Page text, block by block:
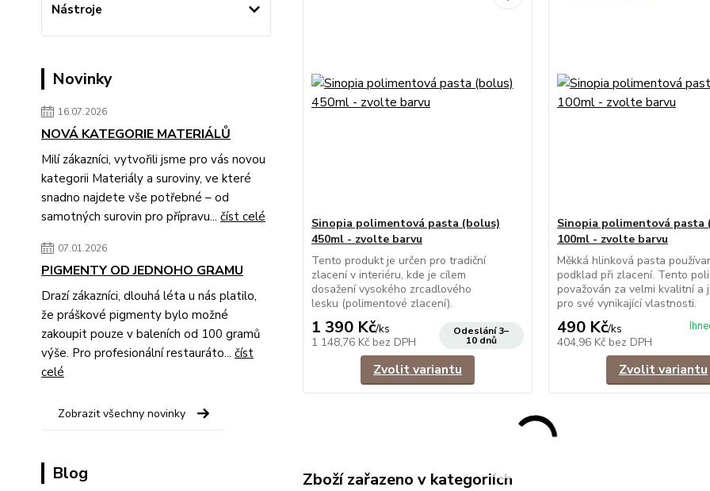
Nástroje
Novinky
16.07.2026
NOVÁ KATEGORIE MATERIÁLŮ
Milí zákazníci, vytvořili jsme pro vás novou
kategorii Materiály a suroviny, ve které
snadno najdete vše potřebné – od
samotných surovin pro přípravu... číst celé
07.01.2026
PIGMENTY OD JEDNOHO GRAMU
Drazí zákazníci, dlouhá léta u nás platilo,
že práškové pigmenty bylo možné
zakoupit pouze v baleních od 100 gramů
výše. Pro profesionální restauráto... číst
celé
Zobrazit všechny novinky
Blog
Sinopia polimentová pasta (bolus)
450ml - zvolte barvu
Tento produkt je určen pro tradiční
zlacení v interiéru, kde je cílem
dosažení vysokého zrcadlového
lesku (polimentové zlacení).
1 390 Kč/ks
1 148,76 Kč bez DPH
Odeslání 3–
10 dnů
Zvolit variantu
Sinopia polimentová pasta
100ml - zvolte barvu
Měkká hlinková pasta
podklad při zlacení. Tento
považován za velmi kvalitní a
pro své vynikající vlastnosti.
490 Kč/ks
404,96 Kč bez DPH
Zvolit variantu
Zboží zařazeno v kategoriích